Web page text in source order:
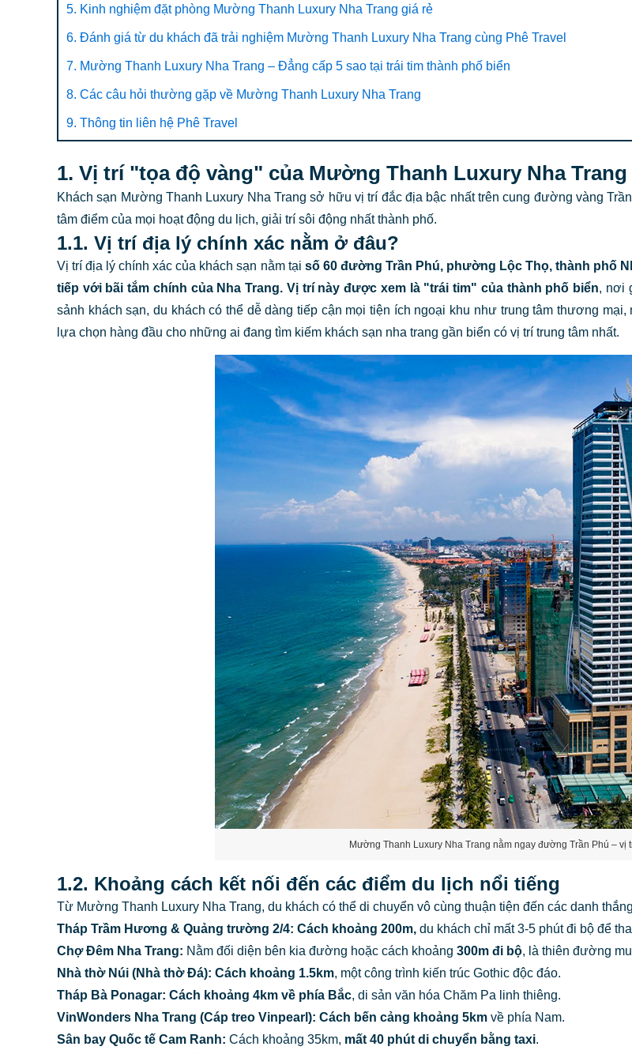
5. Kinh nghiệm đặt phòng Mường Thanh Luxury Nha Trang giá rẻ
6. Đánh giá từ du khách đã trải nghiệm Mường Thanh Luxury Nha Trang cùng Phê Travel
7. Mường Thanh Luxury Nha Trang – Đẳng cấp 5 sao tại trái tim thành phố biển
8. Các câu hỏi thường gặp về Mường Thanh Luxury Nha Trang
9. Thông tin liên hệ Phê Travel
1. Vị trí "tọa độ vàng" của Mường Thanh Luxury Nha Trang
Khách sạn Mường Thanh Luxury Nha Trang sở hữu vị trí đắc địa bậc nhất trên cung đường vàng
tâm điểm của mọi hoạt động du lịch, giải trí sôi động nhất thành phố.
1.1. Vị trí địa lý chính xác nằm ở đâu?
Vị trí địa lý chính xác của khách sạn nằm tại số 60 đường Trần Phú, phường Lộc Thọ, thành phố
tiếp với bãi tắm chính của Nha Trang. Vị trí này được xem là "trái tim" của thành phố biển, nơi
sảnh khách sạn, du khách có thể dễ dàng tiếp cận mọi tiện ích ngoại khu như trung tâm thương
lựa chọn hàng đầu cho những ai đang tìm kiếm khách sạn nha trang gần biển có vị trí trung tâm nhất.
Mường Thanh Luxury Nha Trang nằm ngay đường Trần Phú – vị
1.2. Khoảng cách kết nối đến các điểm du lịch nổi tiếng
Từ Mường Thanh Luxury Nha Trang, du khách có thể di chuyển vô cùng thuận tiện đến các danh
Tháp Trầm Hương & Quảng trường 2/4: Cách khoảng 200m, du khách chỉ mất 3-5 phút đi bộ để
Chợ Đêm Nha Trang: Nằm đối diện bên kia đường hoặc cách khoảng 300m đi bộ, là thiên đường
Nhà thờ Núi (Nhà thờ Đá): Cách khoảng 1.5km, một công trình kiến trúc Gothic độc đáo.
Tháp Bà Ponagar: Cách khoảng 4km về phía Bắc, di sản văn hóa Chăm Pa linh thiêng.
VinWonders Nha Trang (Cáp treo Vinpearl): Cách bến cảng khoảng 5km về phía Nam.
Sân bay Quốc tế Cam Ranh: Cách khoảng 35km, mất 40 phút di chuyển bằng taxi.